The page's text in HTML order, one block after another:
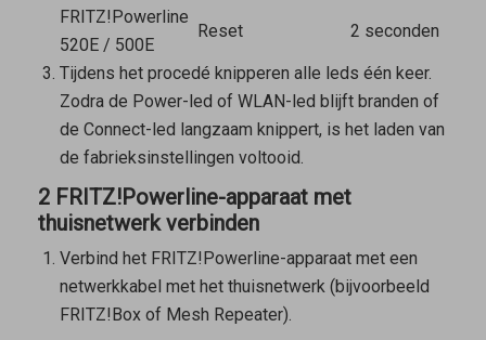
FRITZ!Powerline
520E / 500E
Reset 2 seconden
Tijdens het procedé knipperen alle leds één keer.
Zodra de Power-led of WLAN-led blijft branden of
de Connect-led langzaam knippert, is het laden van
de fabrieksinstellingen voltooid.
2 FRITZ!Powerline-apparaat met
thuisnetwerk verbinden
Verbind het FRITZ!Powerline-apparaat met een
netwerkkabel met het thuisnetwerk (bijvoorbeeld
FRITZ!Box of Mesh Repeater).